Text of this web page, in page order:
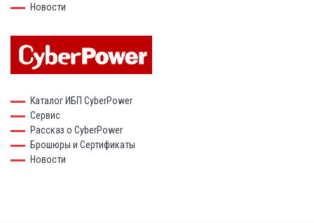
Новости
Каталог ИБП CyberPower
Сервис
Рассказ о CyberPower
Брошюры и Сертификаты
Новости